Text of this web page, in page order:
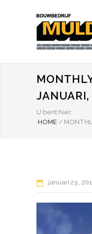
JANUARI,
U bent hier:
HOME /
januari 25